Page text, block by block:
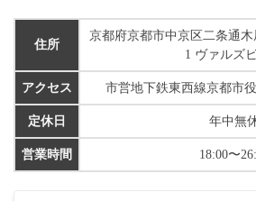
住所
京都府京都市中京区二条通
1 ヴァルズ
アクセス 市営地下鉄東西線京都市
定休日 年中無
営業時間 18:00〜